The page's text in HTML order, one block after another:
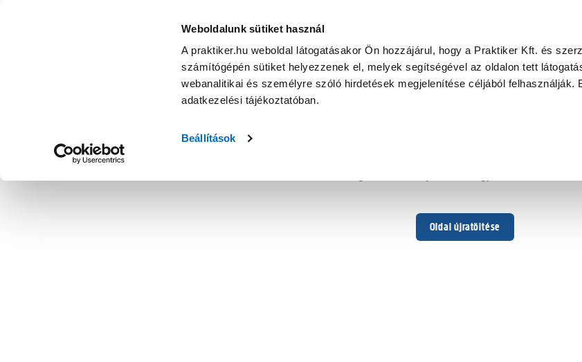
Weboldalunk sütiket használ
A praktiker.hu weboldal látogatásakor Ön hozzájárul, hogy a Praktiker Kft. és
számítógépén sütiket helyezzenek el, melyek segítségével az oldalon tett
webanalitikai és személyre szóló hirdetések megjelenítése céljából felhasználják.
adatkezelési tájékoztatóban.
Beállítások
Oldal újratöltése